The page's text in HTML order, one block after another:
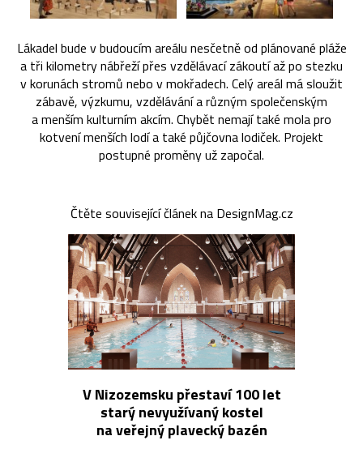
Lákadel bude v budoucím areálu nesčetně od plánované pláže
a tři kilometry nábřeží přes vzdělávací zákoutí až po stezku
v korunách stromů nebo v mokřadech. Celý areál má sloužit
zábavě, výzkumu, vzdělávání a různým společenským
a menším kulturním akcím. Chybět nemají také mola pro
kotvení menších lodí a také půjčovna lodiček. Projekt
postupné proměny už započal.
Čtěte související článek na DesignMag.cz
V Nizozemsku přestaví 100 let
starý nevyužívaný kostel
na veřejný plavecký bazén